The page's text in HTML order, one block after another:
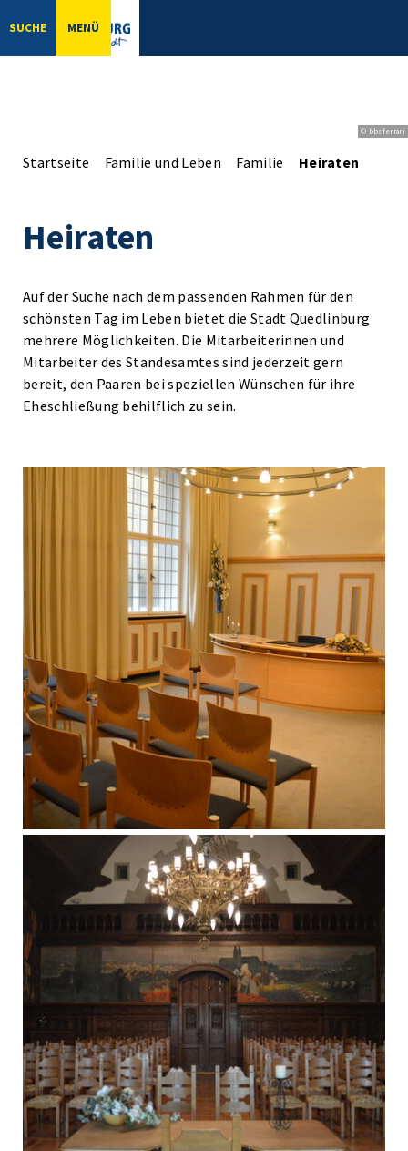
SUCHE MENÜ
© bbsferrari
Startseite Familie und Leben Familie Heiraten
Heiraten
Auf der Suche nach dem passenden Rahmen für den
schönsten Tag im Leben bietet die Stadt Quedlinburg
mehrere Möglichkeiten. Die Mitarbeiterinnen und
Mitarbeiter des Standesamtes sind jederzeit gern
bereit, den Paaren bei speziellen Wünschen für ihre
Eheschließung behilflich zu sein.